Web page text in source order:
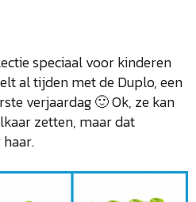
speciaal voor kinderen
al tijden met de Duplo, een
verjaardag 🙂 Ok, ze kan
zetten, maar dat